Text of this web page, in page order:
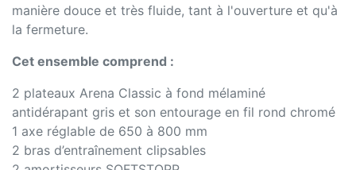
manière douce et très fluide, tant à l'ouverture et qu'à
la fermeture.
Cet ensemble comprend :
2 plateaux Arena Classic à fond mélaminé
antidérapant gris et son entourage en fil rond chromé
1 axe réglable de 650 à 800 mm
2 bras d’entraînement clipsables